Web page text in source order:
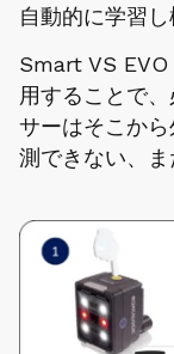
自動的に学習し
Smart VS EVO
用することで
サーはそこか
測できない、ま